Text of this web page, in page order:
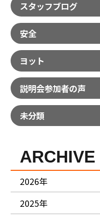
スタッフブログ
安全
ヨット
説明会参加者の声
未分類
ARCHIVE
2026年
2025年